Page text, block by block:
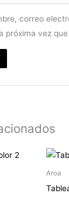
correo
próxima vez
Aroa